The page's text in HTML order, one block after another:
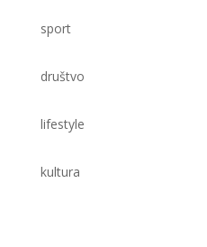
sport
društvo
lifestyle
kultura